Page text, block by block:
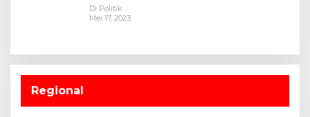
Di Politik
Mei 17, 2023
Regional